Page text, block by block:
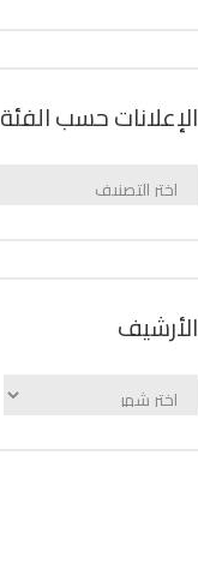
الإعلانات حسب الفئة
الإعلانات
اﻷرشيف
اﻷرشيف